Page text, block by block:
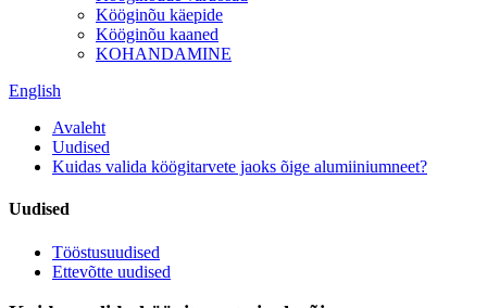
Kööginõu käepide
Kööginõu kaaned
KOHANDAMINE
English
Avaleht
Uudised
Kuidas valida köögitarvete jaoks õige alumiiniumneet?
Uudised
Tööstusuudised
Ettevõtte uudised